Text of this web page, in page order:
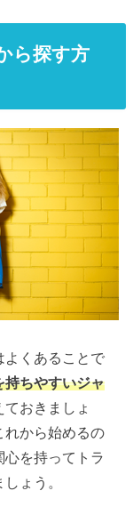
ら探す方
よくあることで
持ちやすいジャ
おきましょ
れから始めるの
心を持ってトラ
ょう。